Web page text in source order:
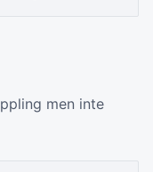
men inte